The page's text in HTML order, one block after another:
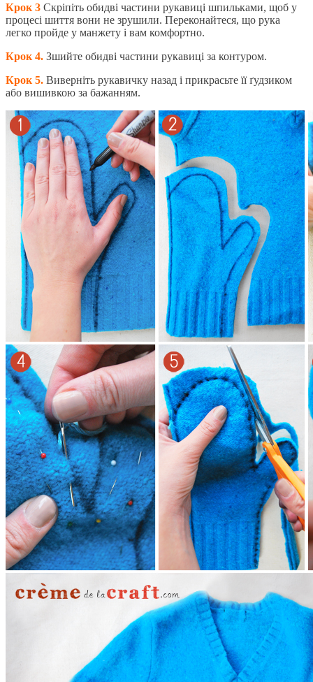
Крок 3 Скріпіть обидві частини рукавиці шпильками, щоб у
процесі шиття вони не зрушили. Переконайтеся, що рука
легко пройде у манжету і вам комфортно.
Крок 4. Зшийте обидві частини рукавиці за контуром.
Крок 5. Виверніть рукавичку назад і прикрасьте її ґудзиком
або вишивкою за бажанням.